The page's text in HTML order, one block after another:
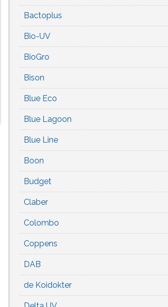
Bactoplus
Bio-UV
BioGro
Bison
Blue Eco
Blue Lagoon
Blue Line
Boon
Budget
Claber
Colombo
Coppens
DAB
de Koidokter